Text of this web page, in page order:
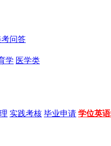
考问答
学 医学类
实践考核 毕业申请 学位英语